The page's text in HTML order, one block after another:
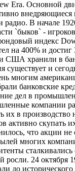
Era. Основной
радио. В начале
`быков` -
индекс
на 400% и
США хранили в
существует и
многим
банковские
дел в
компании
их в
активно скупать
что акции не
многих
сталкивались
росли. 24 октября
до